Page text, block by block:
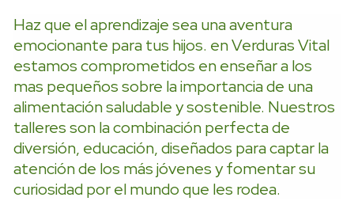
Haz que el aprendizaje sea una aventura
emocionante para tus hijos. en Verduras Vital
estamos comprometidos en enseñar a los
mas pequeños sobre la importancia de una
alimentación saludable y sostenible. Nuestros
talleres son la combinación perfecta de
diversión, educación, diseñados para captar la
atención de los más jóvenes y fomentar su
curiosidad por el mundo que les rodea.